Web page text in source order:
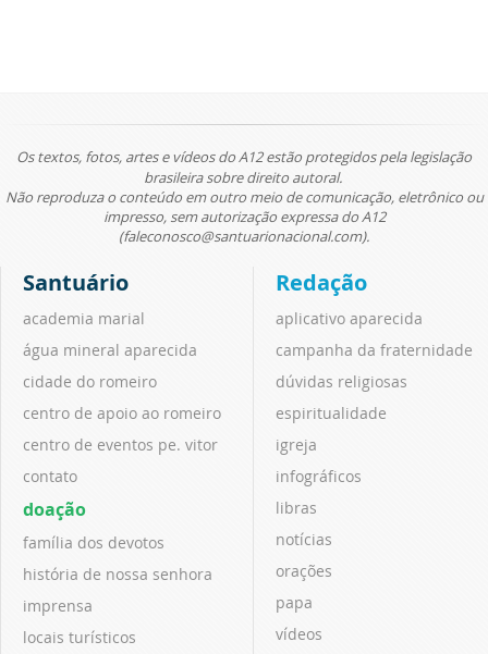
Os textos, fotos, artes e vídeos do A12 estão protegidos pela legislação
brasileira sobre direito autoral.
Não reproduza o conteúdo em outro meio de comunicação, eletrônico ou
impresso, sem autorização expressa do A12
(faleconosco@santuarionacional.com).
Santuário
academia marial
água mineral aparecida
cidade do romeiro
centro de apoio ao romeiro
centro de eventos pe. vitor
contato
doação
família dos devotos
história de nossa senhora
imprensa
locais turísticos
Redação
aplicativo aparecida
campanha da fraternidade
dúvidas religiosas
espiritualidade
igreja
infográficos
libras
notícias
orações
papa
vídeos